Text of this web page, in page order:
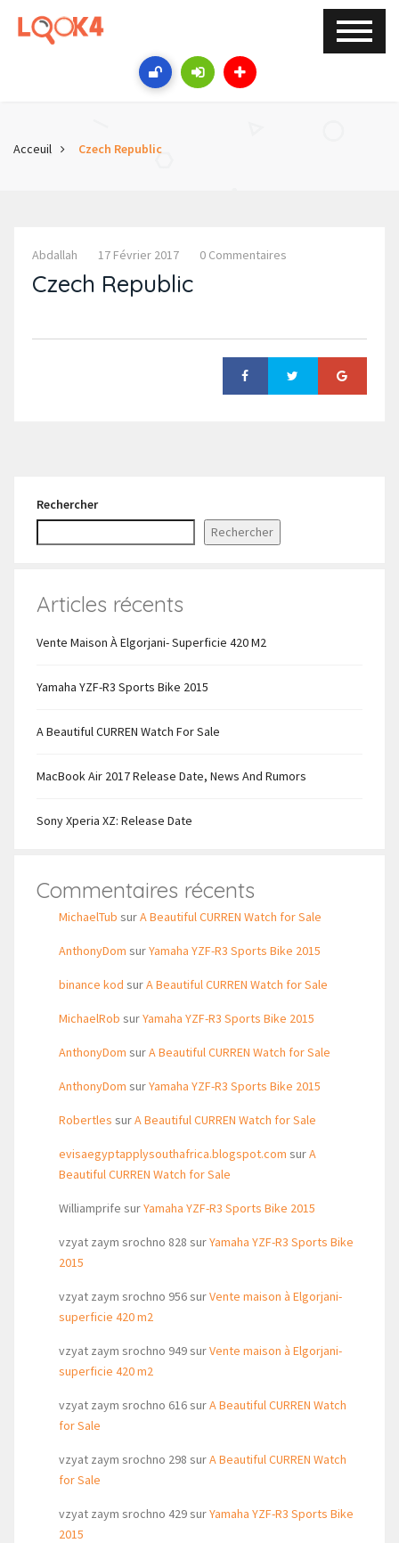
Acceuil Czech Republic
Abdallah 17 Février 2017 0 Commentaires
Czech Republic
Rechercher
Rechercher
Articles récents
Vente Maison À Elgorjani- Superficie 420 M2
Yamaha YZF-R3 Sports Bike 2015
A Beautiful CURREN Watch For Sale
MacBook Air 2017 Release Date, News And Rumors
Sony Xperia XZ: Release Date
Commentaires récents
MichaelTub surA Beautiful CURREN Watch for Sale
AnthonyDom surYamaha YZF-R3 Sports Bike 2015
binance kod surA Beautiful CURREN Watch for Sale
MichaelRob surYamaha YZF-R3 Sports Bike 2015
AnthonyDom surA Beautiful CURREN Watch for Sale
AnthonyDom surYamaha YZF-R3 Sports Bike 2015
Robertles surA Beautiful CURREN Watch for Sale
evisaegyptapplysouthafrica.blogspot.com surA
Beautiful CURREN Watch for Sale
Williamprife surYamaha YZF-R3 Sports Bike 2015
vzyat zaym srochno 828 surYamaha YZF-R3 Sports Bike
2015
vzyat zaym srochno 956surVente maison à Elgorjani-
superficie 420 m2
vzyat zaym srochno 949surVente maison à Elgorjani-
superficie 420 m2
vzyat zaym srochno 616surA Beautiful CURREN Watch
for Sale
vzyat zaym srochno 298 surA Beautiful CURREN Watch
for Sale
vzyat zaym srochno 429surYamaha YZF-R3 Sports Bike
2015